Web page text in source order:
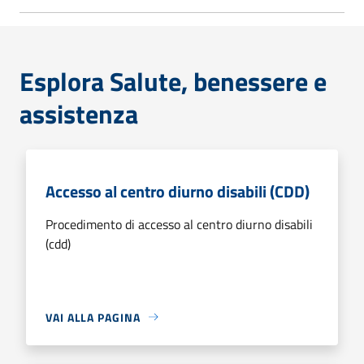
Esplora Salute, benessere e
assistenza
Accesso al centro diurno disabili (CDD)
Procedimento di accesso al centro diurno disabili
(cdd)
VAI ALLA PAGINA